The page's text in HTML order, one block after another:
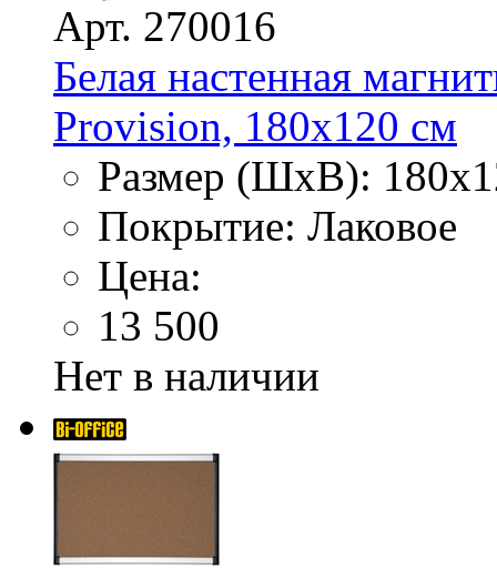
Арт. 270016
Белая настенная
Provision, 180х120 см
Размер (ШхВ):
Покрытие: Лаковое
Цена:
13 500
Нет в наличии